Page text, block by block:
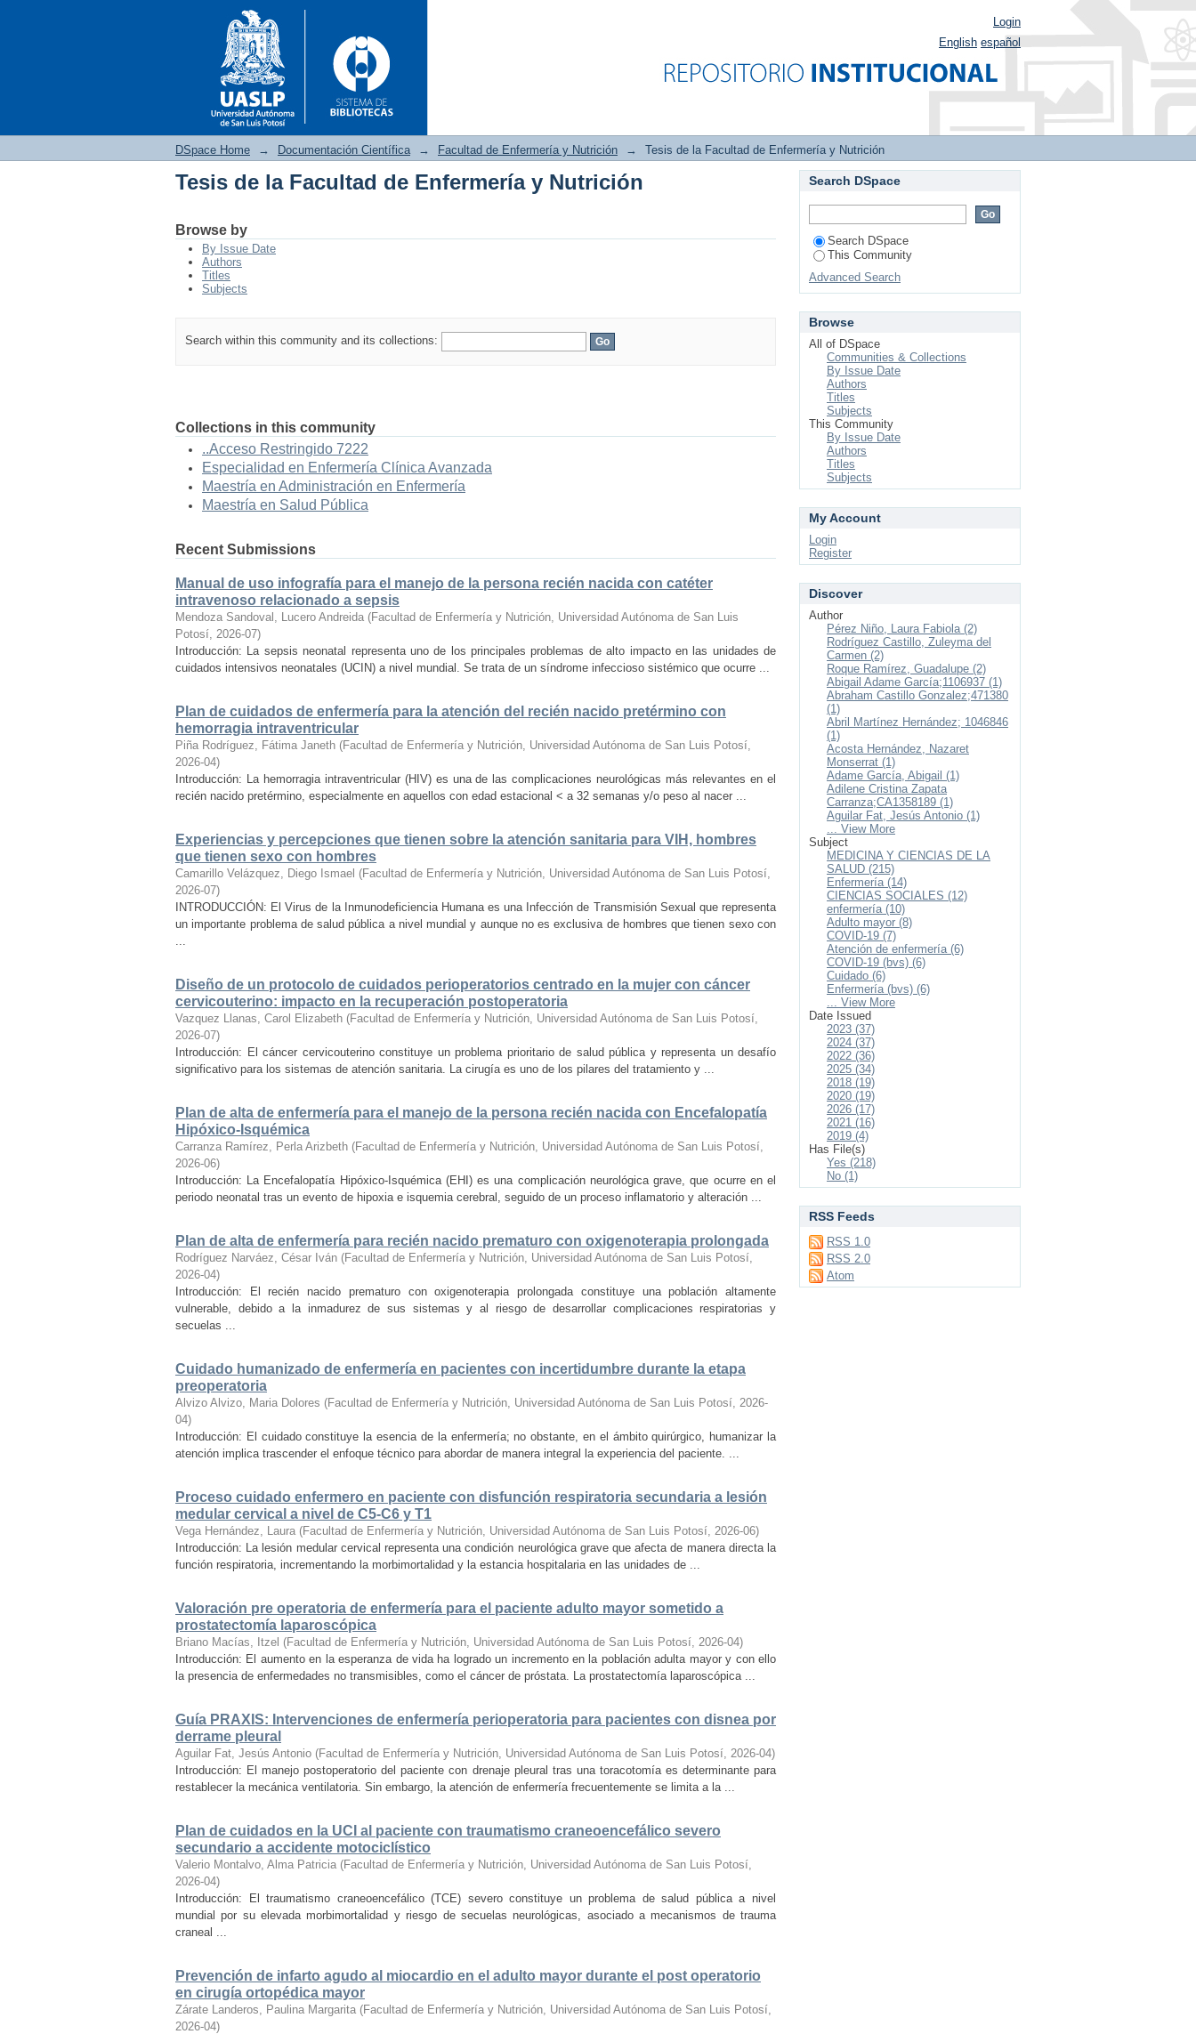
Login
English español
DSpace Home → Documentación Científica → Facultad de Enfermería y Nutrición → Tesis de la Facultad de Enfermería y Nutrición
Tesis de la Facultad de Enfermería y Nutrición
Browse by
By Issue Date
Authors
Titles
Subjects
Search within this community and its collections:
Collections in this community
..Acceso Restringido 7222
Especialidad en Enfermería Clínica Avanzada
Maestría en Administración en Enfermería
Maestría en Salud Pública
Recent Submissions
Manual de uso infografía para el manejo de la persona recién nacida con catéter
intravenoso relacionado a sepsis
Mendoza Sandoval, Lucero Andreida (Facultad de Enfermería y Nutrición, Universidad Autónoma de San Luis
Potosí, 2026-07)
Introducción: La sepsis neonatal representa uno de los principales problemas de alto impacto en las unidades de
cuidados intensivos neonatales (UCIN) a nivel mundial. Se trata de un síndrome infeccioso sistémico que ocurre ...
Plan de cuidados de enfermería para la atención del recién nacido pretérmino con
hemorragia intraventricular
Piña Rodríguez, Fátima Janeth (Facultad de Enfermería y Nutrición, Universidad Autónoma de San Luis Potosí,
2026-04)
Introducción: La hemorragia intraventricular (HIV) es una de las complicaciones neurológicas más relevantes en el
recién nacido pretérmino, especialmente en aquellos con edad estacional < a 32 semanas y/o peso al nacer ...
Experiencias y percepciones que tienen sobre la atención sanitaria para VIH, hombres
que tienen sexo con hombres
Camarillo Velázquez, Diego Ismael (Facultad de Enfermería y Nutrición, Universidad Autónoma de San Luis Potosí,
2026-07)
INTRODUCCIÓN: El Virus de la Inmunodeficiencia Humana es una Infección de Transmisión Sexual que representa
un importante problema de salud pública a nivel mundial y aunque no es exclusiva de hombres que tienen sexo con
...
Diseño de un protocolo de cuidados perioperatorios centrado en la mujer con cáncer
cervicouterino: impacto en la recuperación postoperatoria
Vazquez Llanas, Carol Elizabeth (Facultad de Enfermería y Nutrición, Universidad Autónoma de San Luis Potosí,
2026-07)
Introducción: El cáncer cervicouterino constituye un problema prioritario de salud pública y representa un desafío
significativo para los sistemas de atención sanitaria. La cirugía es uno de los pilares del tratamiento y ...
Plan de alta de enfermería para el manejo de la persona recién nacida con Encefalopatía
Hipóxico-Isquémica
Carranza Ramírez, Perla Arizbeth (Facultad de Enfermería y Nutrición, Universidad Autónoma de San Luis Potosí,
2026-06)
Introducción: La Encefalopatía Hipóxico-Isquémica (EHI) es una complicación neurológica grave, que ocurre en el
periodo neonatal tras un evento de hipoxia e isquemia cerebral, seguido de un proceso inflamatorio y alteración ...
Plan de alta de enfermería para recién nacido prematuro con oxigenoterapia prolongada
Rodríguez Narváez, César Iván (Facultad de Enfermería y Nutrición, Universidad Autónoma de San Luis Potosí,
2026-04)
Introducción: El recién nacido prematuro con oxigenoterapia prolongada constituye una población altamente
vulnerable, debido a la inmadurez de sus sistemas y al riesgo de desarrollar complicaciones respiratorias y
secuelas ...
Cuidado humanizado de enfermería en pacientes con incertidumbre durante la etapa
preoperatoria
Alvizo Alvizo, Maria Dolores (Facultad de Enfermería y Nutrición, Universidad Autónoma de San Luis Potosí, 2026-
04)
Introducción: El cuidado constituye la esencia de la enfermería; no obstante, en el ámbito quirúrgico, humanizar la
atención implica trascender el enfoque técnico para abordar de manera integral la experiencia del paciente. ...
Proceso cuidado enfermero en paciente con disfunción respiratoria secundaria a lesión
medular cervical a nivel de C5-C6 y T1
Vega Hernández, Laura (Facultad de Enfermería y Nutrición, Universidad Autónoma de San Luis Potosí, 2026-06)
Introducción: La lesión medular cervical representa una condición neurológica grave que afecta de manera directa la
función respiratoria, incrementando la morbimortalidad y la estancia hospitalaria en las unidades de ...
Valoración pre operatoria de enfermería para el paciente adulto mayor sometido a
prostatectomía laparoscópica
Briano Macías, Itzel (Facultad de Enfermería y Nutrición, Universidad Autónoma de San Luis Potosí, 2026-04)
Introducción: El aumento en la esperanza de vida ha logrado un incremento en la población adulta mayor y con ello
la presencia de enfermedades no transmisibles, como el cáncer de próstata. La prostatectomía laparoscópica ...
Guía PRAXIS: Intervenciones de enfermería perioperatoria para pacientes con disnea por
derrame pleural
Aguilar Fat, Jesús Antonio (Facultad de Enfermería y Nutrición, Universidad Autónoma de San Luis Potosí, 2026-04)
Introducción: El manejo postoperatorio del paciente con drenaje pleural tras una toracotomía es determinante para
restablecer la mecánica ventilatoria. Sin embargo, la atención de enfermería frecuentemente se limita a la ...
Plan de cuidados en la UCI al paciente con traumatismo craneoencefálico severo
secundario a accidente motociclístico
Valerio Montalvo, Alma Patricia (Facultad de Enfermería y Nutrición, Universidad Autónoma de San Luis Potosí,
2026-04)
Introducción: El traumatismo craneoencefálico (TCE) severo constituye un problema de salud pública a nivel
mundial por su elevada morbimortalidad y riesgo de secuelas neurológicas, asociado a mecanismos de trauma
craneal ...
Prevención de infarto agudo al miocardio en el adulto mayor durante el post operatorio
en cirugía ortopédica mayor
Zárate Landeros, Paulina Margarita (Facultad de Enfermería y Nutrición, Universidad Autónoma de San Luis Potosí,
2026-04)
Search DSpace
Search DSpace
This Community
Advanced Search
Browse
All of DSpace
Communities & Collections
By Issue Date
Authors
Titles
Subjects
This Community
By Issue Date
Authors
Titles
Subjects
My Account
Login
Register
Discover
Author
Pérez Niño, Laura Fabiola (2)
Rodríguez Castillo, Zuleyma del
Carmen (2)
Roque Ramírez, Guadalupe (2)
Abigail Adame García;1106937 (1)
Abraham Castillo Gonzalez;471380
(1)
Abril Martínez Hernández; 1046846
(1)
Acosta Hernández, Nazaret
Monserrat (1)
Adame García, Abigail (1)
Adilene Cristina Zapata
Carranza;CA1358189 (1)
Aguilar Fat, Jesús Antonio (1)
... View More
Subject
MEDICINA Y CIENCIAS DE LA
SALUD (215)
Enfermería (14)
CIENCIAS SOCIALES (12)
enfermería (10)
Adulto mayor (8)
COVID-19 (7)
Atención de enfermería (6)
COVID-19 (bvs) (6)
Cuidado (6)
Enfermería (bvs) (6)
... View More
Date Issued
2023 (37)
2024 (37)
2022 (36)
2025 (34)
2018 (19)
2020 (19)
2026 (17)
2021 (16)
2019 (4)
Has File(s)
Yes (218)
No (1)
RSS Feeds
RSS 1.0
RSS 2.0
Atom